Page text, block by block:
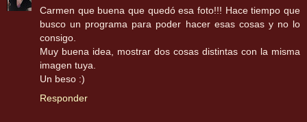
Carmen que buena que quedó esa foto!!! Hace tiempo que
busco un programa para poder hacer esas cosas y no lo
consigo.
Muy buena idea, mostrar dos cosas distintas con la misma
imagen tuya.
Un beso :)
Responder